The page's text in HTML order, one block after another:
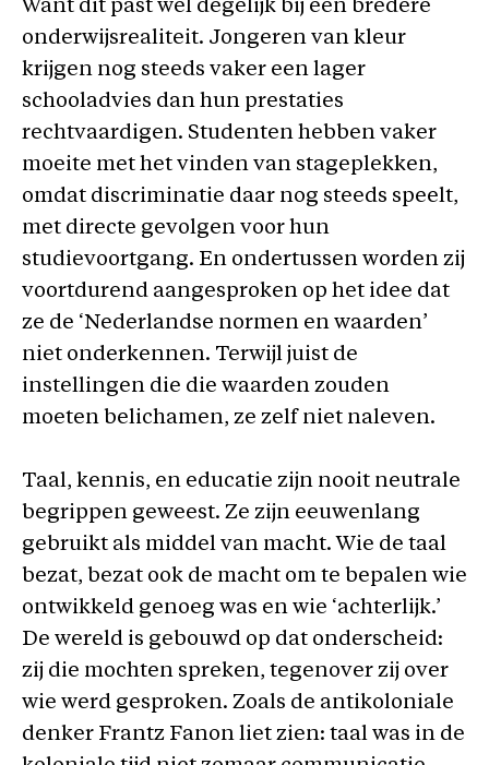
Want dit past wel degelijk bij een bredere
onderwijsrealiteit. Jongeren van kleur
krijgen nog steeds vaker een lager
schooladvies dan hun prestaties
rechtvaardigen. Studenten hebben vaker
moeite met het vinden van stageplekken,
omdat discriminatie daar nog steeds speelt,
met directe gevolgen voor hun
studievoortgang. En ondertussen worden zij
voortdurend aangesproken op het idee dat
ze de ‘Nederlandse normen en waarden’
niet onderkennen. Terwijl juist de
instellingen die die waarden zouden
moeten belichamen, ze zelf niet naleven.
Taal, kennis, en educatie zijn nooit neutrale
begrippen geweest. Ze zijn eeuwenlang
gebruikt als middel van macht. Wie de taal
bezat, bezat ook de macht om te bepalen wie
ontwikkeld genoeg was en wie ‘achterlijk.’
De wereld is gebouwd op dat onderscheid:
zij die mochten spreken, tegenover zij over
wie werd gesproken. Zoals de antikoloniale
denker Frantz Fanon liet zien: taal was in de